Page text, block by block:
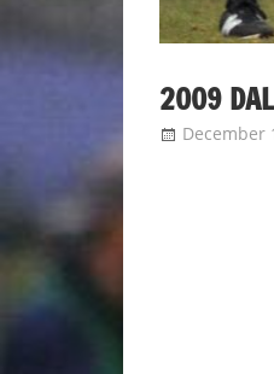
2009
December